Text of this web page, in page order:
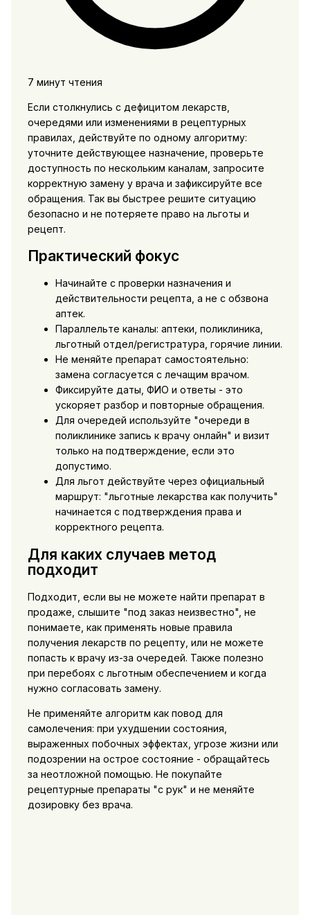
7 минут чтения
Если столкнулись с дефицитом лекарств,
очередями или изменениями в рецептурных
правилах, действуйте по одному алгоритму:
уточните действующее назначение, проверьте
доступность по нескольким каналам, запросите
корректную замену у врача и зафиксируйте все
обращения. Так вы быстрее решите ситуацию
безопасно и не потеряете право на льготы и
рецепт.
Практический фокус
Начинайте с проверки назначения и
действительности рецепта, а не с обзвона
аптек.
Параллельте каналы: аптеки, поликлиника,
льготный отдел/регистратура, горячие линии.
Не меняйте препарат самостоятельно:
замена согласуется с лечащим врачом.
Фиксируйте даты, ФИО и ответы - это
ускоряет разбор и повторные обращения.
Для очередей используйте "очереди в
поликлинике запись к врачу онлайн" и визит
только на подтверждение, если это
допустимо.
Для льгот действуйте через официальный
маршрут: "льготные лекарства как получить"
начинается с подтверждения права и
корректного рецепта.
Для каких случаев метод
подходит
Подходит, если вы не можете найти препарат в
продаже, слышите "под заказ неизвестно", не
понимаете, как применять новые правила
получения лекарств по рецепту, или не можете
попасть к врачу из-за очередей. Также полезно
при перебоях с льготным обеспечением и когда
нужно согласовать замену.
Не применяйте алгоритм как повод для
самолечения: при ухудшении состояния,
выраженных побочных эффектах, угрозе жизни или
подозрении на острое состояние - обращайтесь
за неотложной помощью. Не покупайте
рецептурные препараты "с рук" и не меняйте
дозировку без врача.